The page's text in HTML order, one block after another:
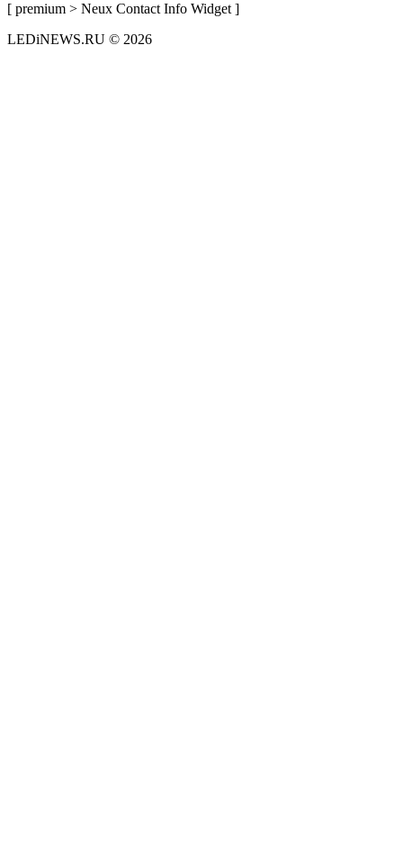
[ premium > Neux Contact Info Widget ]
LEDiNEWS.RU © 2026